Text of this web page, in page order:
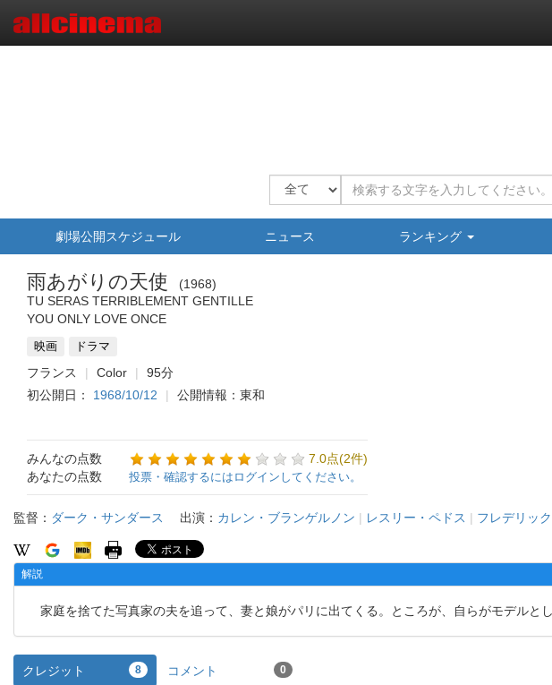
劇場公開スケジュール ニュース ランキング
雨あがりの天使
1968
TU SERAS TERRIBLEMENT GENTILLE
YOU ONLY LOVE ONCE
映画 ドラマ
フランス Color
95分
初公開日： 1968/10/12 公開情報：東和
みんなの点数
7.0点(2件)
あなたの点数
投票・確認するにはログインしてください。
監督： ダーク・サンダース 出演： カレン・ブランゲルノン | レスリー・ペドス | フレデリッ
解説
家庭を捨てた写真家の夫を追って、妻と娘がパリに出てくる。ところが、自らがモデルと
クレジット 8 コメント 0